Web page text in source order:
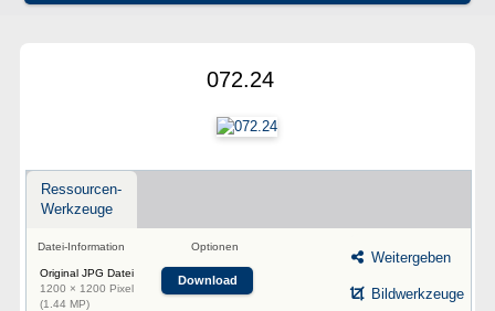
072.24
Ressourcen-
Werkzeuge
Datei-Information Optionen
Original JPG Datei
1200 × 1200 Pixel
(1.44 MP)
Download
Weitergeben
Bildwerkzeuge